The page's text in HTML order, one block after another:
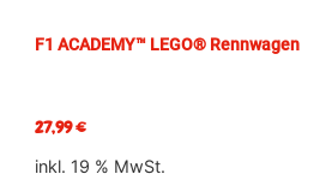
F1 ACADEMY™ LEGO® Rennwagen
27,99€
inkl. 19 % MwSt.